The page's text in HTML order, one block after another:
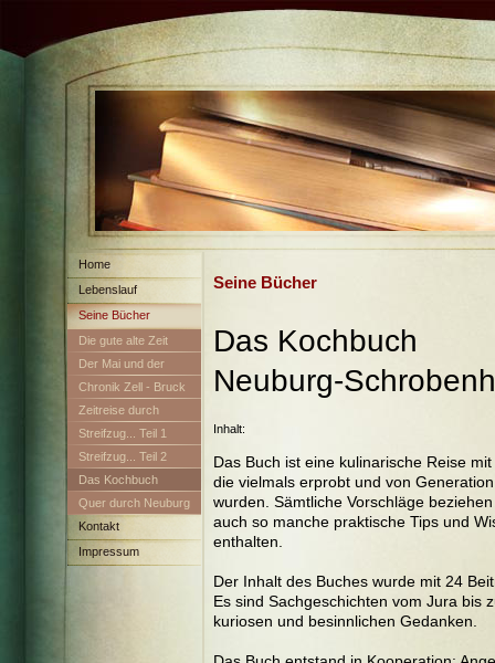
Home
Lebenslauf
Seine Bücher
Die gute alte Zeit
Der Mai und der
Maibaum
Chronik Zell - Bruck
Zeitreise durch
Neuburg
Streifzug... Teil 1
Streifzug... Teil 2
Das Kochbuch
Neuburg-
Schrobenhausen
Quer durch Neuburg
und den Landkreis
Kontakt
Impressum
Seine Bücher
Das
Neuburg-
Inhalt:
Das Buch ist eine kulinarische Reise
die vielmals erprobt und von
wurden. Sämtliche Vorschläge
auch so manche praktische Tips und
enthalten.
Der Inhalt des Buches wurde mit 24
Es sind Sachgeschichten vom Jura bis
kuriosen und besinnlichen Gedanken.